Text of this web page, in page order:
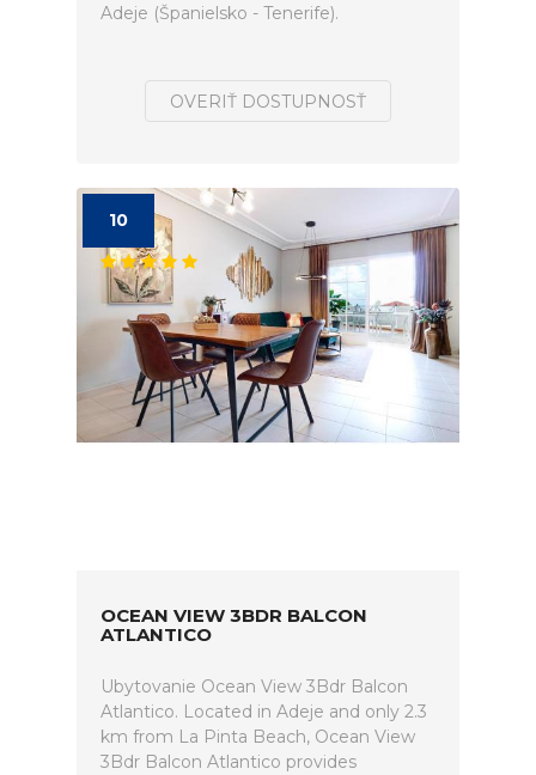
Adeje (Španielsko - Tenerife).
OVERIŤ DOSTUPNOSŤ
10
OCEAN VIEW 3BDR BALCON
ATLANTICO
Ubytovanie Ocean View 3Bdr Balcon
Atlantico. Located in Adeje and only 2.3
km from La Pinta Beach, Ocean View
3Bdr Balcon Atlantico provides